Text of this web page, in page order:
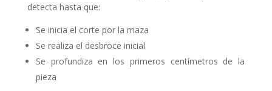
detecta hasta que:
Se inicia el corte por la maza
Se realiza el desbroce inicial
Se profundiza en los primeros centímetros de la
pieza